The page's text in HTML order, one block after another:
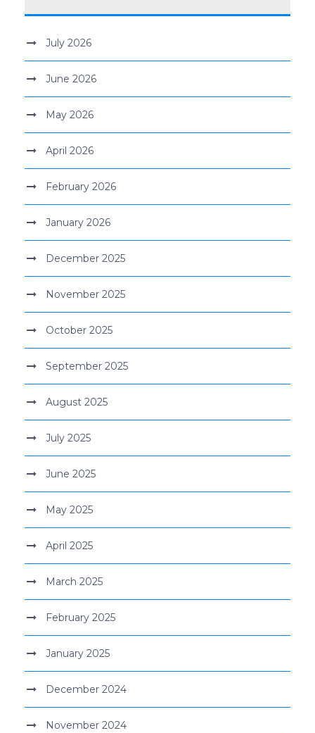
July 2026
June 2026
May 2026
April 2026
February 2026
January 2026
December 2025
November 2025
October 2025
September 2025
August 2025
July 2025
June 2025
May 2025
April 2025
March 2025
February 2025
January 2025
December 2024
November 2024